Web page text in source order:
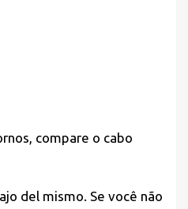
compare o cabo
del mismo. Se você não